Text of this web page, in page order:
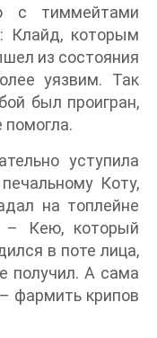
с тиммейтами
Клайд, которым
из состояния
уязвим. Так
был проигран,
уступила
Коту,
на топлейне
– Кею, который
в поте лица,
получил. А сама
фармить крипов